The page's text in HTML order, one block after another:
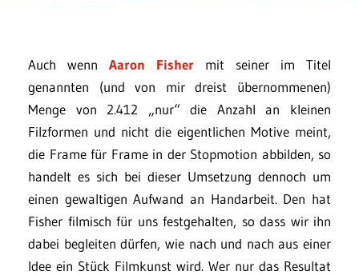
Auch wenn Aaron Fisher mit seiner im Titel
genannten (und von mir dreist übernommenen)
Menge von 2.412 „nur“ die Anzahl an kleinen
Filzformen und nicht die eigentlichen Motive meint,
die Frame für Frame in der Stopmotion abbilden, so
handelt es sich bei dieser Umsetzung dennoch um
einen gewaltigen Aufwand an Handarbeit. Den hat
Fisher filmisch für uns festgehalten, so dass wir ihn
dabei begleiten dürfen, wie nach und nach aus einer
Idee ein Stück Filmkunst wird. Wer nur das Resultat